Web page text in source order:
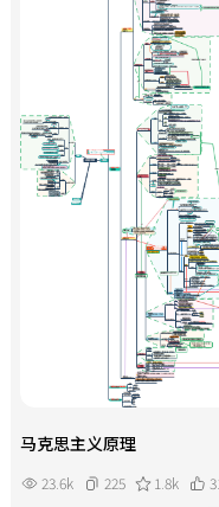
价值与复
图资源。
及日常知
论是理解
血浆脂蛋
酸、生物
内容，都
完整知识
记忆效果
化学的重
细胞类型
方式，直
高度凝练
肺病，适
到血气酸
床思维体
临床快速
马克思主义原理
23.6k 225 1.8k